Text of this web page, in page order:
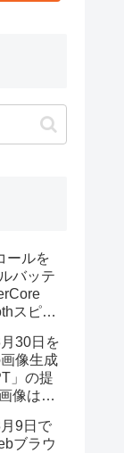
ールを
バッテ
スピー
6月に3
なので
30日を
像生成
」の提
像は期
9日で
ブラウ